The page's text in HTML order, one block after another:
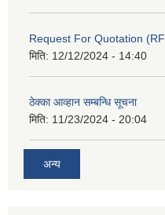
Request For Quotation
मिति: 12/12/2024 - 14:40
ठेक्का आव्हान सम्बन्धि सूचना
मिति: 11/23/2024 - 20:04
अन्य